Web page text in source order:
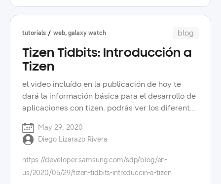
교류의 장이 펼쳐졌습니다. 이날 삼성 소프트웨어
개발자 콘퍼런스 2022에서는 키노트, 세션, 전시,
커뮤니티를 중심으로 행사가 진행되었습니다.
keynote 올해 삼성 소프트웨어 개발자 콘퍼런스
2022는 삼성전자 한종희 대표이사 부회장의 개회
회장은 “삼성전자는 기술 혁신의 근간인 소프트웨
어 리더십을 공고히 하고 놀라운 사용자 경험이 일
상화되는 세상을 만들고자 합니다”라며 “본 행사가
소프트웨어 개발자들에게 미래 설계와 발전에 도움
이 될 인사이트를 얻는 시간이 되길 바랍니다”라는
인사말을 남겼습니다. 키노트는 삼성리서치 연구소
장 승현준 사장의 ‘삼성전자 선행 연구개발 기술 소
개’라는 주제로 시작되었습니다. 승현준 소장은 로
tutorials web, galaxy watch blog
Tizen Tidbits: Introducción a
Tizen
el video incluído en la publicación de hoy te
dará la información básica para el desarrollo de
aplicaciones con tizen. podrás ver los diferentes
samsung, las opciones que tienes en términos
de escoger tu lenguage de programación y
entorno de desarrollo integrado, y una visión
general de la arquitectura de tizen. después de
la charla en vivo que tuvimos al comienzo del
May 29, 2020
Diego Lizarazo Rivera
https://developer.samsung.com/sdp/blog/en-
us/2020/05/29/tizen-tidbits-introduccin-a-tizen